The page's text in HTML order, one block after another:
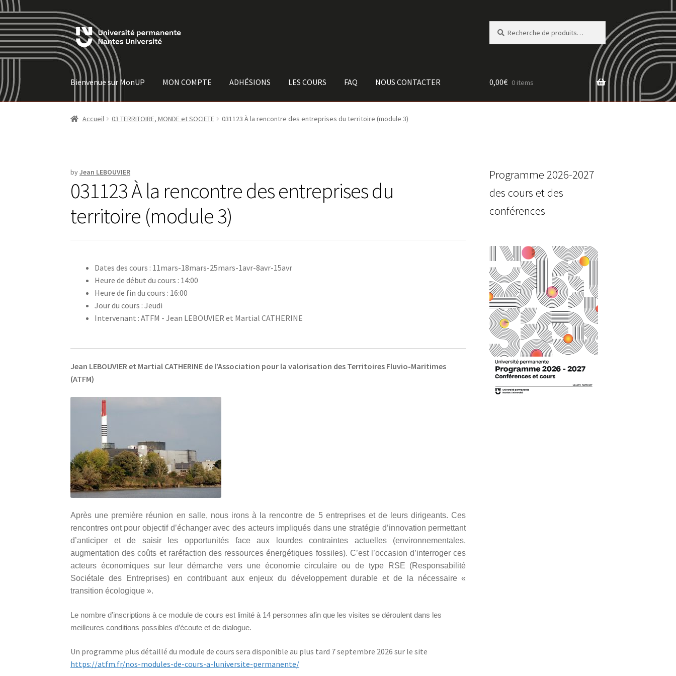
Skip
to
navigation
Skip
to
content
pour :
Bienvenue sur MonUP MON COMPTE ADHÉSIONS LES COURS FAQ NOUS CONTACTER 0,00€ 0 items
Accueil 03 TERRITOIRE, MONDE et SOCIETE 031123 À la rencontre des entreprises du territoire (module 3)
byJean LEBOUVIER
031123 À la rencontre des entreprises du
territoire (module 3)
Dates des cours : 11mars-18mars-25mars-1avr-8avr-15avr
Heure de début du cours : 14:00
Heure de fin du cours : 16:00
Jour du cours : Jeudi
Intervenant : ATFM - Jean LEBOUVIER et Martial CATHERINE
Jean LEBOUVIER et Martial CATHERINE de l’Association pour la valorisation des Territoires Fluvio-Maritimes
(ATFM)
Après une première réunion en salle, nous irons à la rencontre de 5 entreprises et de leurs dirigeants. Ces
rencontres ont pour objectif d’échanger avec des acteurs impliqués dans une stratégie d’innovation permettant
d’anticiper et de saisir les opportunités face aux lourdes contraintes actuelles (environnementales,
augmentation des coûts et raréfaction des ressources énergétiques fossiles). C’est l’occasion d’interroger ces
acteurs économiques sur leur démarche vers une économie circulaire ou de type RSE (Responsabilité
Sociétale des Entreprises) en contribuant aux enjeux du développement durable et de la nécessaire «
transition écologique ».
Le nombre d’inscriptions à ce module de cours est limité à 14 personnes afin que les visites se déroulent dans les
meilleures conditions possibles d’écoute et de dialogue.
Un programme plus détaillé du module de cours sera disponible au plus tard 7 septembre 2026 sur le site
https://atfm.fr/nos-modules-de-cours-a-luniversite-permanente/
Programme 2026-2027
des cours et des
conférences